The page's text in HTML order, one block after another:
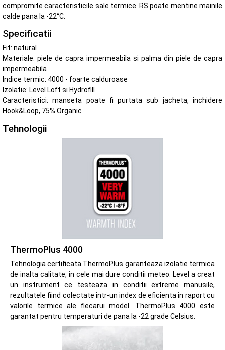
compromite caracteristicile sale termice. RS poate mentine mainile
calde pana la -22°C.
Specificatii
Fit: natural
Materiale: piele de capra impermeabila si palma din piele de capra
impermeabila
Indice termic: 4000 - foarte calduroase
Izolatie: Level Loft si Hydrofill
Caracteristici: manseta poate fi purtata sub jacheta, inchidere
Hook&Loop, 75% Organic
Tehnologii
ThermoPlus 4000
Tehnologia certificata ThermoPlus garanteaza izolatie termica
de inalta calitate, in cele mai dure conditii meteo. Level a creat
un instrument ce testeaza in conditii extreme manusile,
rezultatele fiind colectate intr-un index de eficienta in raport cu
valorile termice ale fiecarui model. ThermoPlus 4000 este
garantat pentru temperaturi de pana la -22 grade Celsius.